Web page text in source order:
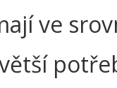
ve